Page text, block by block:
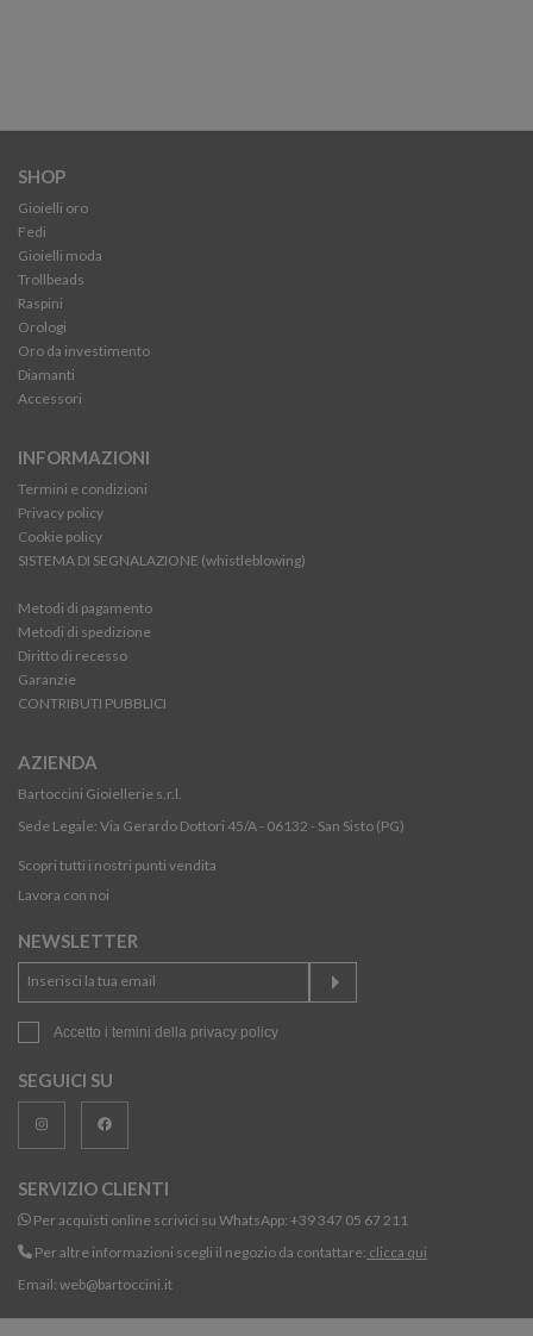
SHOP
Gioielli oro
Fedi
Gioielli moda
Trollbeads
Raspini
Orologi
Oro da investimento
Diamanti
Accessori
INFORMAZIONI
Termini e condizioni
Privacy policy
Cookie policy
SISTEMA DI SEGNALAZIONE (whistleblowing)
Metodi di pagamento
Metodi di spedizione
Diritto di recesso
Garanzie
CONTRIBUTI PUBBLICI
AZIENDA
Bartoccini Gioiellerie s.r.l.
Sede Legale: Via Gerardo Dottori 45/A - 06132 - San Sisto (PG)
Scopri tutti i nostri punti vendita
Lavora con noi
NEWSLETTER
Accetto i temini della privacy policy
SEGUICI SU
SERVIZIO CLIENTI
Per acquisti online scrivici su WhatsApp: +39 347 05 67 211
Per altre informazioni scegli il negozio da contattare: clicca qui
Email: web@bartoccini.it